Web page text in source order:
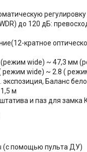
до 120 дБ:
кратное
(режим wide) ~ 47,3 мм
режим wide) ~ 2.8 (
Баланс
м
и паз для замка
(с помощью пульта ДУ)